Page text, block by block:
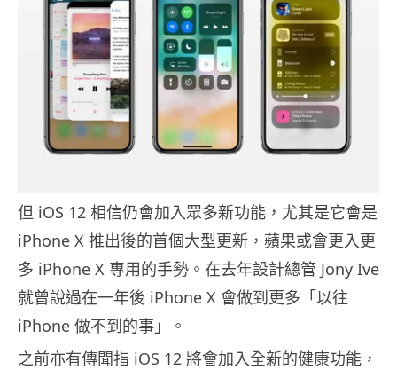
但 iOS 12 相信仍會加入眾多新功能，尤其是它會是
iPhone X 推出後的首個大型更新，蘋果或會更入更
多 iPhone X 專用的手勢。在去年設計總管 Jony Ive
就曾說過在一年後 iPhone X 會做到更多「以往
iPhone 做不到的事」。
之前亦有傳聞指 iOS 12 將會加入全新的健康功能，